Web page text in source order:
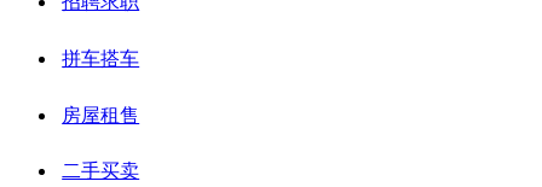
拼车搭车
房屋租售
二手买卖